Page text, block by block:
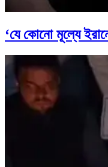
‘যে কোনো মূল্যে